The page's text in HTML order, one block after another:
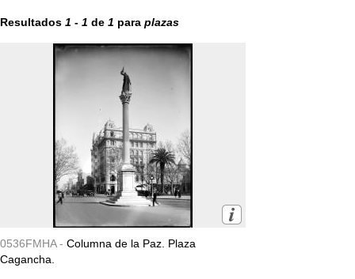
Resultados 1 - 1 de 1 para plazas
0536FMHA - Columna de la Paz. Plaza
Cagancha.